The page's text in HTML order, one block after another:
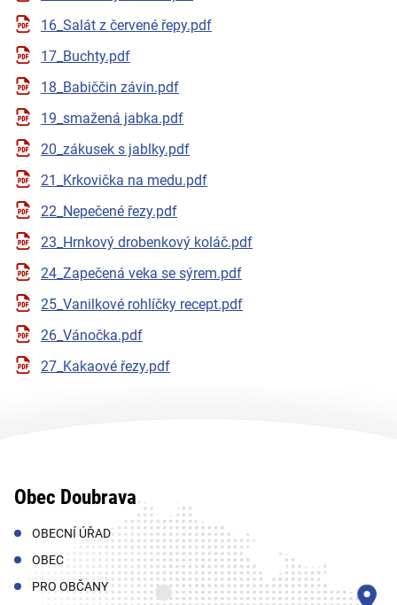
16_Salát z červené řepy.pdf
17_Buchty.pdf
18_Babiččin závin.pdf
19_smažená jabka.pdf
20_zákusek s jablky.pdf
21_Krkovička na medu.pdf
22_Nepečené řezy.pdf
23_Hrnkový drobenkový koláč.pdf
24_Zapečená veka se sýrem.pdf
25_Vanilkové rohlíčky recept.pdf
26_Vánočka.pdf
27_Kakaové řezy.pdf
Obec Doubrava
OBECNÍ ÚŘAD
OBEC
PRO OBČANY